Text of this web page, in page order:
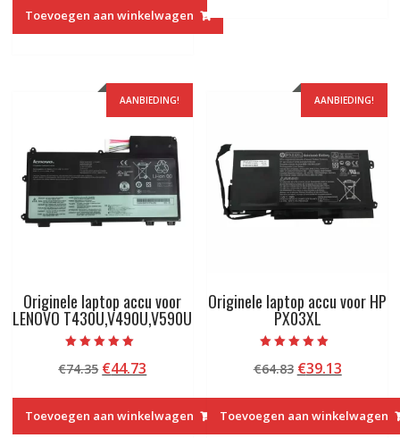
was:
€80.13.
is:
€48.13.
Toevoegen aan winkelwagen
AANBIEDING!
Originele laptop accu voor
LENOVO T430U,V490U,V590U
5.00
van 5
€74.35 Oorspronkelijke
was:
€74.35.
€44.73
is:
€44.73.
Toevoegen aan winkelwagen
AANBIEDING!
Originele laptop accu voor HP
PX03XL
5.00
van 5
€64.83
was:
€64.83.
€39.13Huidige
is:
€39.13.
Toevoegen aan winkelwagen